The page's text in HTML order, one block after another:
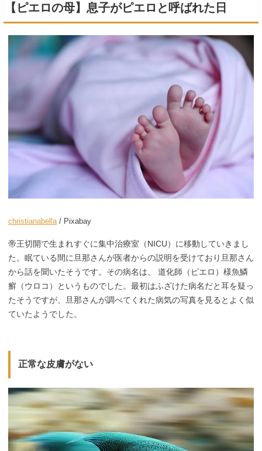
【ピエロの母】息子がピエロと呼ばれた日
christianabella/ Pixabay
帝王切開で生まれすぐに集中治療室（NICU）に移動していきまし
た。眠ている間に旦那さんが医者からの説明を受けており旦那さん
から話を聞いたそうです。その病名は、 道化師（ピエロ）様魚鱗
癬（ウロコ）というものでした。最初はふざけた病名だと耳を疑っ
たそうですが、旦那さんが調べてくれた病気の写真を見るとよく似
ていたようでした。
正常な皮膚がない